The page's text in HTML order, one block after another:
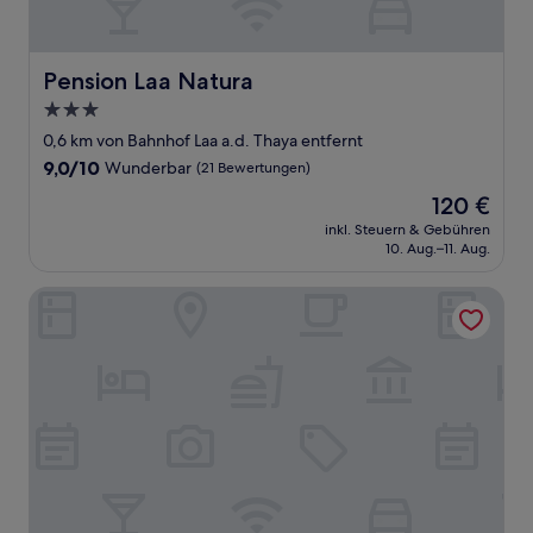
Pension Laa Natura
Pension Laa Natura
3.0-
Sterne-
Unterkunft
0,6 km von Bahnhof Laa a.d. Thaya entfernt
9.0
9,0/10 Wunderbar (21 Bewertungen)
Der
Preis
beträgt
120 €
inkl. Steuern & Gebühren
10. Aug.–11. Aug.